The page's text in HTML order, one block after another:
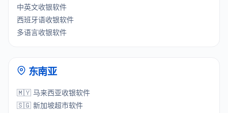
中英文收银软件
西班牙语收银软件
多语言收银软件
东南亚
🇲🇾 马来西亚收银软件
🇸🇬 新加坡超市软件